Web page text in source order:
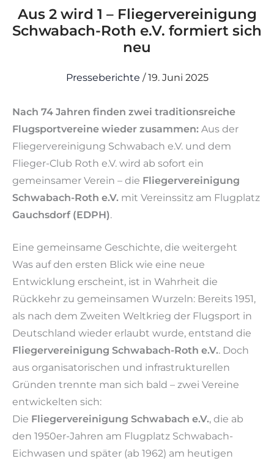
Aus 2 wird 1 – Fliegervereinigung
Schwabach-Roth e.V. formiert sich
neu
Presseberichte /19. Juni 2025
Nach 74 Jahren finden zwei traditionsreiche
Flugsportvereine wieder zusammen: Aus der
Fliegervereinigung Schwabach e.V. und dem
Flieger-Club Roth e.V. wird ab sofort ein
gemeinsamer Verein – die Fliegervereinigung
Schwabach-Roth e.V. mit Vereinssitz am Flugplatz
Gauchsdorf (EDPH).
Eine gemeinsame Geschichte, die weitergeht
Was auf den ersten Blick wie eine neue
Entwicklung erscheint, ist in Wahrheit die
Rückkehr zu gemeinsamen Wurzeln: Bereits 1951,
als nach dem Zweiten Weltkrieg der Flugsport in
Deutschland wieder erlaubt wurde, entstand die
Fliegervereinigung Schwabach-Roth e.V.. Doch
aus organisatorischen und infrastrukturellen
Gründen trennte man sich bald – zwei Vereine
entwickelten sich:
Die Fliegervereinigung Schwabach e.V., die ab
den 1950er-Jahren am Flugplatz Schwabach-
Eichwasen und später (ab 1962) am heutigen